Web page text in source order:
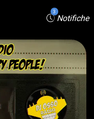
3
Notifiche